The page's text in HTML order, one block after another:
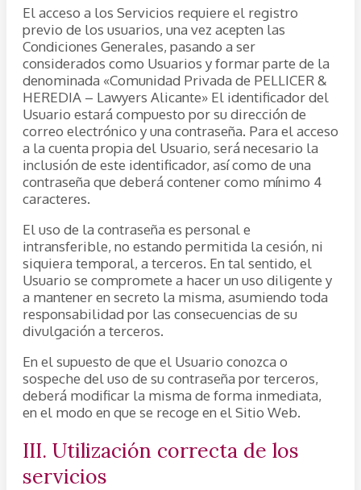
El acceso a los Servicios requiere el registro
previo de los usuarios, una vez acepten las
Condiciones Generales, pasando a ser
considerados como Usuarios y formar parte de la
denominada «Comunidad Privada de PELLICER &
HEREDIA – Lawyers Alicante» El identificador del
Usuario estará compuesto por su dirección de
correo electrónico y una contraseña. Para el acceso
a la cuenta propia del Usuario, será necesario la
inclusión de este identificador, así como de una
contraseña que deberá contener como mínimo 4
caracteres.
El uso de la contraseña es personal e
intransferible, no estando permitida la cesión, ni
siquiera temporal, a terceros. En tal sentido, el
Usuario se compromete a hacer un uso diligente y
a mantener en secreto la misma, asumiendo toda
responsabilidad por las consecuencias de su
divulgación a terceros.
En el supuesto de que el Usuario conozca o
sospeche del uso de su contraseña por terceros,
deberá modificar la misma de forma inmediata,
en el modo en que se recoge en el Sitio Web.
III. Utilización correcta de los
servicios